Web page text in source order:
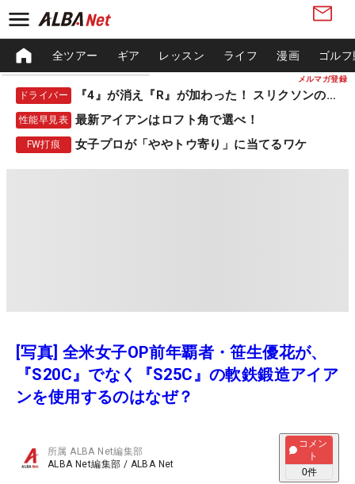
メルマガ登録
全ツアー ギア レッスン ライフ 漫画 ゴル
ドライバー 『4』が消え『R』が加わった！ スリクソンの新作
性能早見表 最新アイアンはロフト角で選べ！
FW打痕 女子プロが「ややトウ寄り」に当てるワケ
[写真] 全米女子OP前年覇者・笹生優花が、
『S20C』でなく『S25C』の軟鉄鍛造アイア
ンを使用するのはなぜ？
所属ALBA Net編集部
ALBA Net編集部 / ALBA Net
コメン
ト
0件